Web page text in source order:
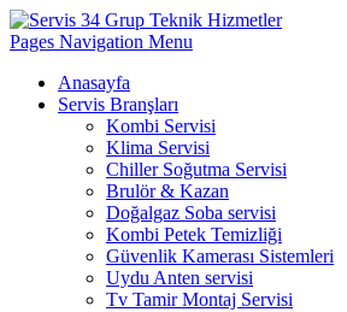
Pages Navigation Menu
Anasayfa
Servis Branşları
Kombi Servisi
Klima Servisi
Chiller Soğutma Servisi
Brulör & Kazan
Doğalgaz Soba servisi
Kombi Petek Temizliği
Güvenlik Kamerası Sistemleri
Uydu Anten servisi
Tv Tamir Montaj Servisi